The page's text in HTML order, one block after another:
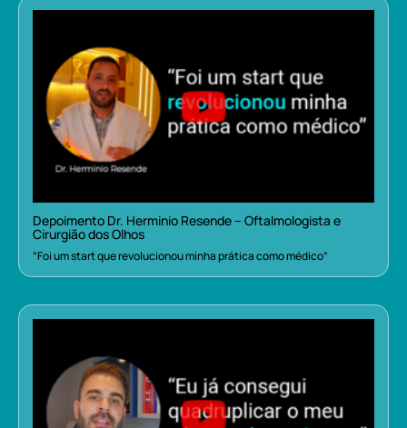
Depoimento Dr. Herminio Resende – Oftalmologista e
Cirurgião dos Olhos
“Foi um start que revolucionou minha prática como médico”